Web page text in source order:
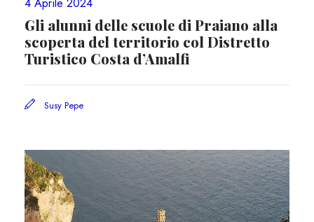
4 Aprile 2024
Gli alunni delle scuole di Praiano alla
scoperta del territorio col Distretto
Turistico Costa d’Amalfi
Susy Pepe